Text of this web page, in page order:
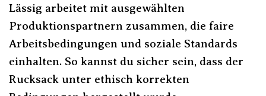
Lässig arbeitet mit ausgewählten
Produktionspartnern zusammen, die faire
Arbeitsbedingungen und soziale Standards
einhalten. So kannst du sicher sein, dass der
Rucksack unter ethisch korrekten